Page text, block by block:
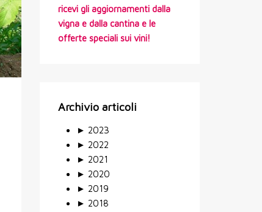
ricevi gli aggiornamenti dalla
vigna e dalla cantina e le
offerte speciali sui vini!
Archivio articoli
► 2023
► 2022
► 2021
► 2020
► 2019
► 2018